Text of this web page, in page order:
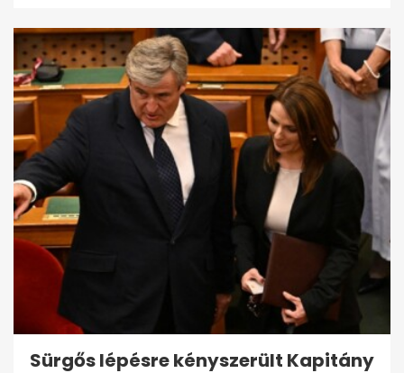
Sürgős lépésre kényszerült Kapitány